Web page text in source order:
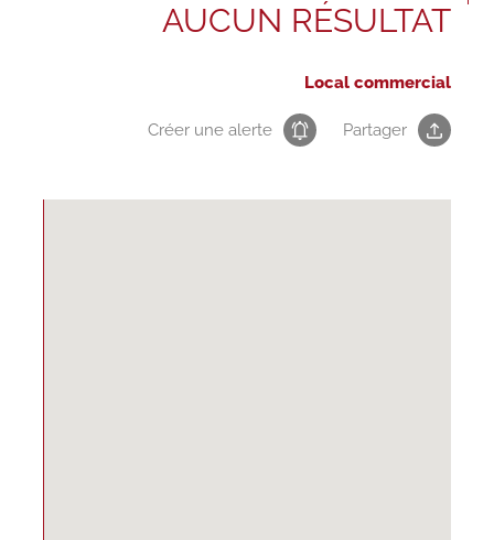
AUCUN RÉSULTAT
Local commercial
Créer une alerte Partager